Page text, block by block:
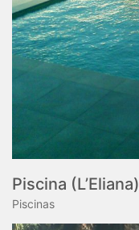
Piscina (L’Eliana)
Piscinas